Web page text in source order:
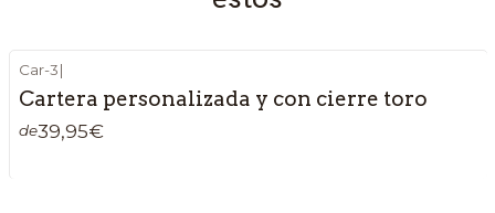
Car-3|
Cartera personalizada y con cierre toro
de39,95€